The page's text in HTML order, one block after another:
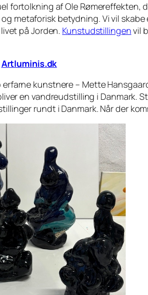
fortolkning af Ole
metaforisk betydning. Vi vil
på Jorden. Kunstudstillingenvil
Artluminis.dk
kunstnere – Mette
en vandreudstilling i Danmark.
rundt i Danmark. Når der